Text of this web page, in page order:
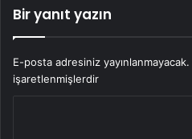
Bir yanıt yazın
E-posta adresiniz yayınlanmayacak.
işaretlenmişlerdir